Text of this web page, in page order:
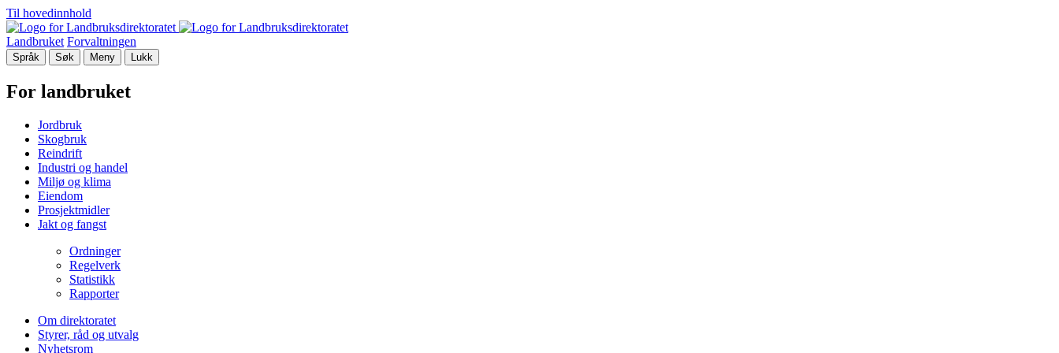
Til hovedinnhold
Landbruket Forvaltningen
Språk Søk Meny Lukk
For landbruket
Jordbruk
Skogbruk
Reindrift
Industri og handel
Miljø og klima
Eiendom
Prosjektmidler
Jakt og fangst
Ordninger
Regelverk
Statistikk
Rapporter
Om direktoratet
Styrer, råd og utvalg
Nyhetsrom